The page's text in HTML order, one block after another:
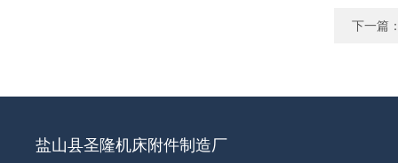
下一篇
盐山县圣隆机床附件制造厂